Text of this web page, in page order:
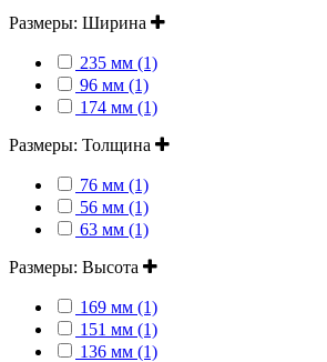
Размеры: Ширина
235 мм (1)
96 мм (1)
174 мм (1)
Размеры: Толщина
76 мм (1)
56 мм (1)
63 мм (1)
Размеры: Высота
169 мм (1)
151 мм (1)
136 мм (1)